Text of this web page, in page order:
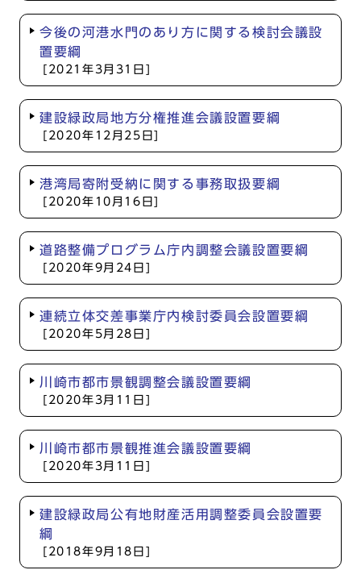
今後の河港水門のあり方に関する検討会議設
置要綱
[2021年3月31日]
建設緑政局地方分権推進会議設置要綱
[2020年12月25日]
港湾局寄附受納に関する事務取扱要綱
[2020年10月16日]
道路整備プログラム庁内調整会議設置要綱
[2020年9月24日]
連続立体交差事業庁内検討委員会設置要綱
[2020年5月28日]
川崎市都市景観調整会議設置要綱
[2020年3月11日]
川崎市都市景観推進会議設置要綱
[2020年3月11日]
建設緑政局公有地財産活用調整委員会設置要
綱
[2018年9月18日]